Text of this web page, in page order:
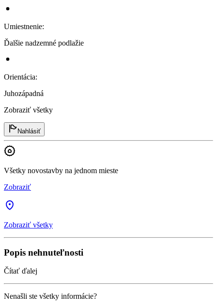
Umiestnenie:
Ďalšie nadzemné podlažie
Orientácia:
Juhozápadná
Zobraziť všetky
Nahlásiť
Všetky novostavby na jednom mieste
Zobraziť
Zobraziť všetky
Popis nehnuteľnosti
Čítať ďalej
Nenašli ste všetky informácie?